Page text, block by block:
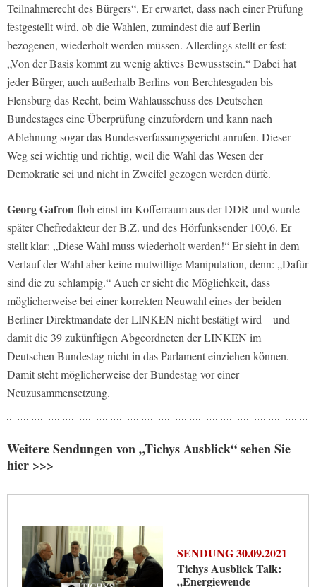
Teilnahmerecht des Bürgers“. Er erwartet, dass nach einer Prüfung
festgestellt wird, ob die Wahlen, zumindest die auf Berlin
bezogenen, wiederholt werden müssen. Allerdings stellt er fest:
„Von der Basis kommt zu wenig aktives Bewusstsein.“ Dabei hat
jeder Bürger, auch außerhalb Berlins von Berchtesgaden bis
Flensburg das Recht, beim Wahlausschuss des Deutschen
Bundestages eine Überprüfung einzufordern und kann nach
Ablehnung sogar das Bundesverfassungsgericht anrufen. Dieser
Weg sei wichtig und richtig, weil die Wahl das Wesen der
Demokratie sei und nicht in Zweifel gezogen werden dürfe.
Georg Gafronfloh einst im Kofferraum aus der DDR und wurde
später Chefredakteur der B.Z. und des Hörfunksender 100,6. Er
stellt klar: „Diese Wahl muss wiederholt werden!“ Er sieht in dem
Verlauf der Wahl aber keine mutwillige Manipulation, denn: „Dafür
sind die zu schlampig.“ Auch er sieht die Möglichkeit, dass
möglicherweise bei einer korrekten Neuwahl eines der beiden
Berliner Direktmandate der LINKEN nicht bestätigt wird – und
damit die 39 zukünftigen Abgeordneten der LINKEN im
Deutschen Bundestag nicht in das Parlament einziehen können.
Damit steht möglicherweise der Bundestag vor einer
Neuzusammensetzung.
Weitere Sendungen von „Tichys Ausblick“ sehen Sie
hier >>>
SENDUNG 30.09.2021
Tichys Ausblick Talk:
„Energiewende